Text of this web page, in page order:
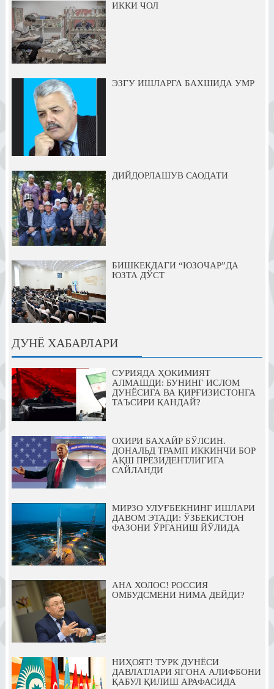
ИККИ ЧОЛ
ЭЗГУ ИШЛАРГА БАХШИДА УМР
ДИЙДОРЛАШУВ САОДАТИ
БИШКЕКДАГИ “ЮЗОЧАР”ДА
ЮЗТА ДЎСТ
ДУНЁ ХАБАРЛАРИ
СУРИЯДА ҲОКИМИЯТ
АЛМАШДИ: БУНИНГ ИСЛОМ
ДУНЁСИГА ВА ҚИРҒИЗИСТОНГА
ТАЪСИРИ ҚАНДАЙ?
ОХИРИ БАХАЙР БЎЛСИН.
ДОНАЛЬД ТРАМП ИККИНЧИ БОР
АҚШ ПРЕЗИДЕНТЛИГИГА
САЙЛАНДИ
МИРЗО УЛУҒБЕКНИНГ ИШЛАРИ
ДАВОМ ЭТАДИ: ЎЗБЕКИСТОН
ФАЗОНИ ЎРГАНИШ ЙЎЛИДА
АНА ХОЛОС! РОССИЯ
ОМБУДСМЕНИ НИМА ДЕЙДИ?
НИҲОЯТ! ТУРК ДУНЁСИ
ДАВЛАТЛАРИ ЯГОНА АЛИФБОНИ
ҚАБУЛ ҚИЛИШ АРАФАСИДА